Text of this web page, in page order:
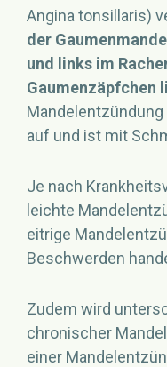
Angina tonsillaris)
der
und links im
Gaumenzäpfchen
auf und ist mit
Je nach
leichte
eitrige
Beschwerden
Zudem wird
chronischer
einer